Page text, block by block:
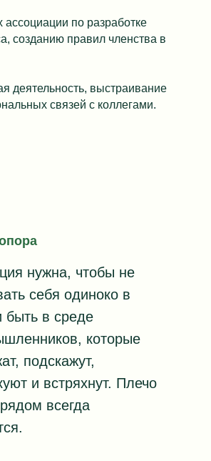
ассоциации по разработке
созданию правил членства в
деятельность, выстраивание
связей с коллегами.
нужна, чтобы не
себя одиноко в
быть в среде
которые
подскажут,
и встряхнут. Плечо
всегда